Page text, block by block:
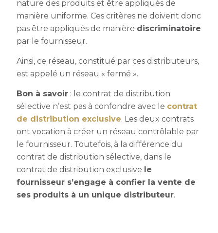
nature des produits et être appliqués de
manière uniforme. Ces critères ne doivent donc
pas être appliqués de manière discriminatoire
par le fournisseur.
Ainsi, ce réseau, constitué par ces distributeurs,
est appelé un réseau « fermé ».
Bon à savoir: le contrat de distribution
sélective n’est pas à confondre avec le contrat
de distribution exclusive. Les deux contrats
ont vocation à créer un réseau contrôlable par
le fournisseur. Toutefois, à la différence du
contrat de distribution sélective, dans le
contrat de distribution exclusive le
fournisseur s’engage à confier la vente de
ses produits à un unique distributeur.